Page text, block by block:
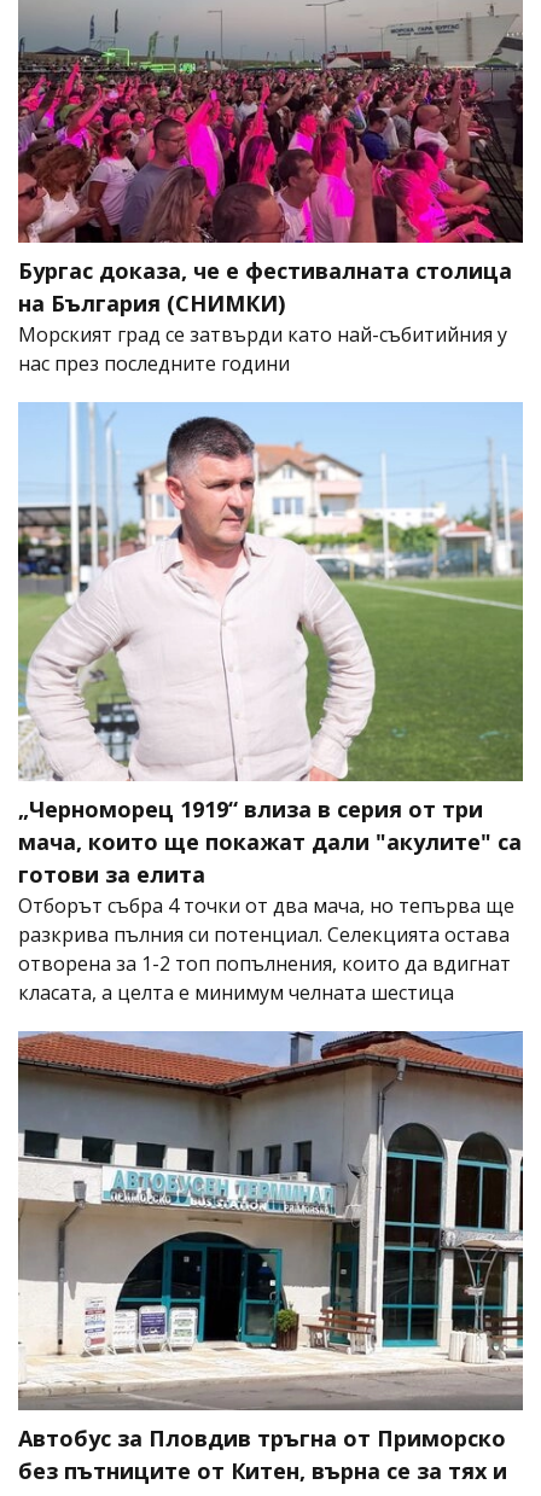
Бургас доказа, че е фестивалната столица
на България (СНИМКИ)
Морският град се затвърди като най-събитийния у
нас през последните години
„Черноморец 1919“ влиза в серия от три
мача, които ще покажат дали "акулите" са
готови за елита
Отборът събра 4 точки от два мача, но тепърва ще
разкрива пълния си потенциал. Селекцията остава
отворена за 1-2 топ попълнения, които да вдигнат
класата, а целта е минимум челната шестица
Автобус за Пловдив тръгна от Приморско
без пътниците от Китен, върна се за тях и